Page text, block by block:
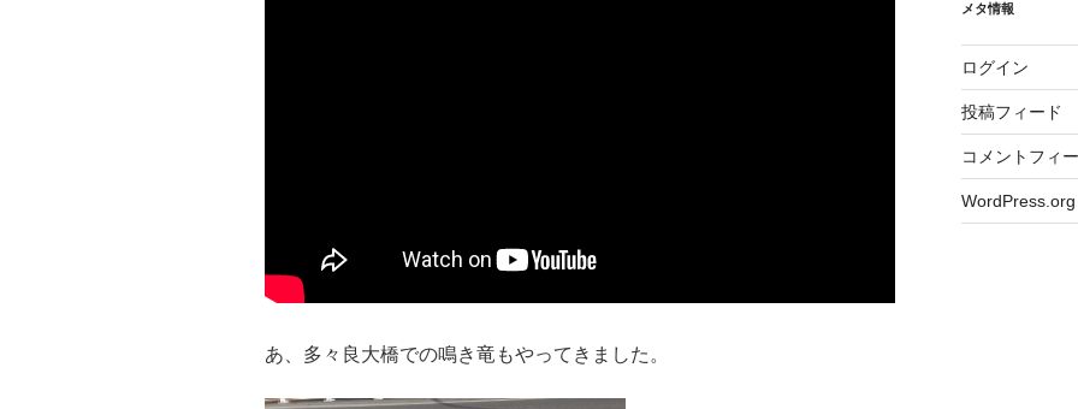
あ、多々良大橋での鳴き竜もやってきました。
メタ情報
ログイン
投稿フィード
コメントフィ
WordPress.org